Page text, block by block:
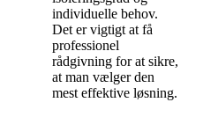
individuelle behov.
Det er vigtigt at få
professionel
rådgivning for at sikre,
at man vælger den
mest effektive løsning.